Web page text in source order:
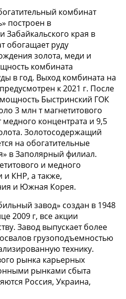
комбинат
построен в
Забайкальского края в
обогащает руду
золота, меди и
комбината
в год. Выход комбината на
к 2021 г. После
Быстринский ГОК
3 млн т магнетитового
медного концентрата и 9,5
Золотосодержащий
на обогатительные
в Заполярный филиал.
и медного
и КНР, а также,
и Южная Корея.
завод» создан в 1948
2009 г, все акции
Завод выпускает более
грузоподъемностью
технику.
рынка карьерных
рынками сбыта
Россия, Украина,